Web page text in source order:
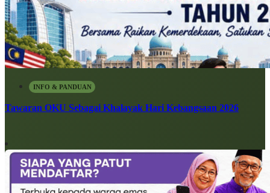
INFO & PANDUAN
Tawaran OKU Sebagai Khalayak Hari Kebangsaan 2026